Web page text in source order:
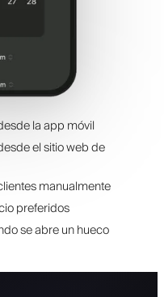
la app móvil
el sitio web de
manualmente
preferidos
se abre un hueco